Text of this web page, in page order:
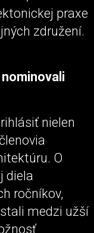
praxe
združení.
nielen
O
diela
ročníkov,
medzi užší